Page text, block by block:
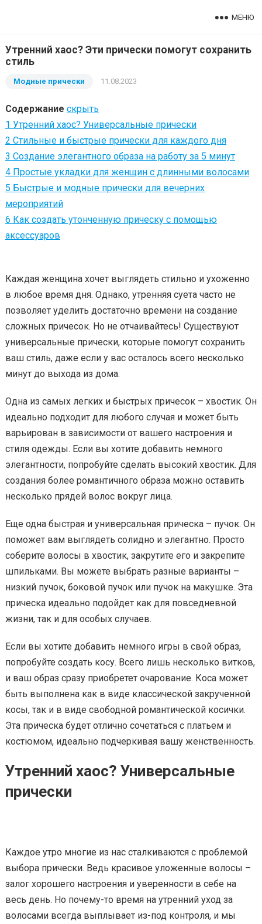
МЕНЮ
Утренний хаос? Эти прически помогут сохранить
стиль
Модные прически 11.08.2023
Содержание скрыть
1 Утренний хаос? Универсальные прически
2 Стильные и быстрые прически для каждого дня
3 Создание элегантного образа на работу за 5 минут
4 Простые укладки для женщин с длинными волосами
5 Быстрые и модные прически для вечерних
мероприятий
6 Как создать утонченную прическу с помощью
аксессуаров
Каждая женщина хочет выглядеть стильно и ухоженно
в любое время дня. Однако, утренняя суета часто не
позволяет уделить достаточно времени на создание
сложных причесок. Но не отчаивайтесь! Существуют
универсальные прически, которые помогут сохранить
ваш стиль, даже если у вас осталось всего несколько
минут до выхода из дома.
Одна из самых легких и быстрых причесок – хвостик. Он
идеально подходит для любого случая и может быть
варьирован в зависимости от вашего настроения и
стиля одежды. Если вы хотите добавить немного
элегантности, попробуйте сделать высокий хвостик. Для
создания более романтичного образа можно оставить
несколько прядей волос вокруг лица.
Еще одна быстрая и универсальная прическа – пучок. Он
поможет вам выглядеть солидно и элегантно. Просто
соберите волосы в хвостик, закрутите его и закрепите
шпильками. Вы можете выбрать разные варианты –
низкий пучок, боковой пучок или пучок на макушке. Эта
прическа идеально подойдет как для повседневной
жизни, так и для особых случаев.
Если вы хотите добавить немного игры в свой образ,
попробуйте создать косу. Всего лишь несколько витков,
и ваш образ сразу приобретет очарование. Коса может
быть выполнена как в виде классической закрученной
косы, так и в виде свободной романтической косички.
Эта прическа будет отлично сочетаться с платьем и
костюмом, идеально подчеркивая вашу женственность.
Утренний хаос? Универсальные
прически
Каждое утро многие из нас сталкиваются с проблемой
выбора прически. Ведь красивое уложенные волосы –
залог хорошего настроения и уверенности в себе на
весь день. Но почему-то время на утренний уход за
волосами всегда выплывает из-под контроля, и мы